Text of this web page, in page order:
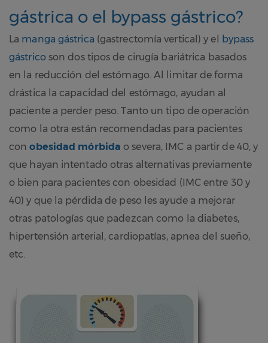
gástrica o el bypass gástrico?
La manga gástrica (gastrectomía vertical) y el
bypass
gástricoson dos tipos de cirugía bariátrica basados
en la reducción del estómago. Al limitar de forma
drástica la capacidad del estómago, ayudan al
paciente a perder peso. Tanto un tipo de operación
como la otra están recomendadas para pacientes
conobesidad mórbida o severa, IMC a partir de 40, y
que hayan intentado otras alternativas previamente
o bien para pacientes con obesidad (IMC entre 30 y
40) y que la pérdida de peso les ayude a mejorar
otras patologías que padezcan como la diabetes,
hipertensión arterial, cardiopatías, apnea del sueño,
etc.